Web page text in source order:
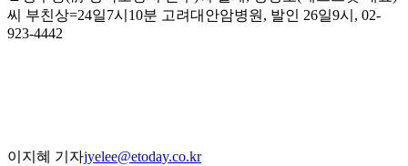
씨 부친상=24일7시10분 고려대안암병원, 발인 26일9시, 02-
923-4442
이지혜 기자jyelee@etoday.co.kr